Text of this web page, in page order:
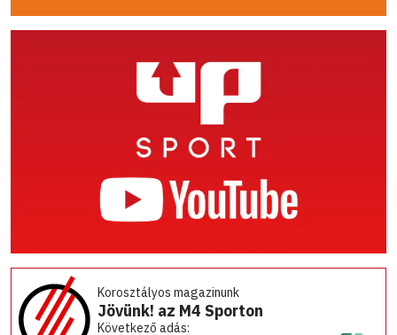
Korosztályos magazinunk
Jövünk! az M4 Sporton
Következő adás: